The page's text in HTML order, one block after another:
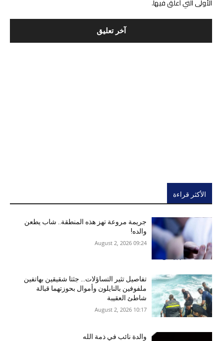
الأولى التي أعلق فيها.
الأكثر قراءة
جريمة مروعة تهز هذه المنطقة.. شاب يطعن
والده!
09:24 2026 ,August 2
تفاصيل تثير التساؤلات… جثتا شقيقين بهاتفين
ملفوفين بالنايلون وأموال بحوزتهما قبالة
شاطئ العقيبة
10:17 2026 ,August 2
والدة نائب في ذمة الله